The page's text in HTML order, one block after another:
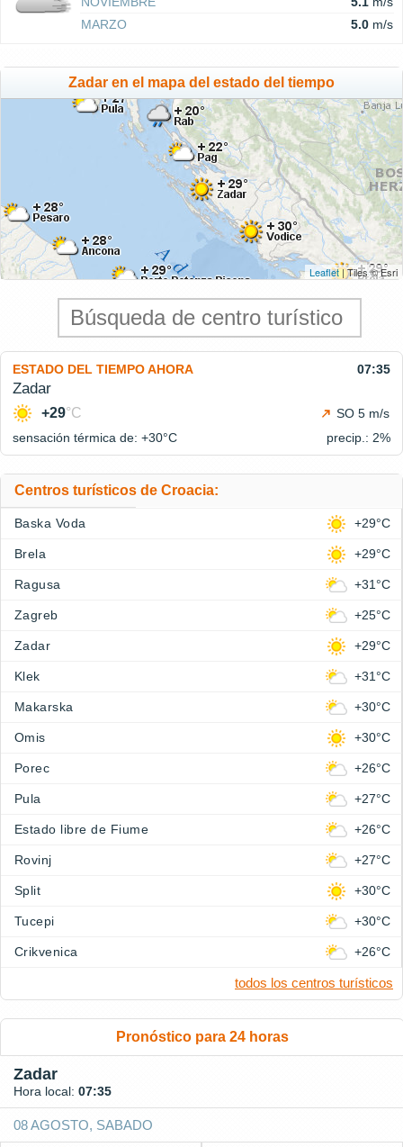
MARZO
5.0 m/s
Zadar en el mapa del estado del tiempo
Leaflet| Tiles © Esri
ESTADO DEL TIEMPO AHORA 07:35
Zadar
+29°C
SO 5 m/s
sensación térmica de: +30°C precip.: 2%
Centros turísticos de Croacia:
Baska Voda +29°C
Brela +29°C
Ragusa +31°C
Zagreb +25°C
Zadar +29°C
Klek +31°C
Makarska +30°C
Omis +30°C
Porec +26°C
Pula +27°C
Estado libre de Fiume +26°C
Rovinj +27°C
Split +30°C
Tucepi +30°C
Crikvenica +26°C
todos los centros turísticos
Pronóstico para 24 horas
Zadar
Hora local: 07:35
08 AGOSTO, SABADO